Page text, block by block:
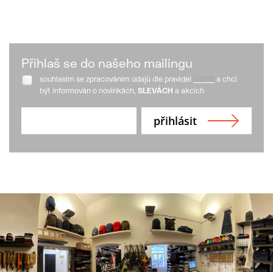
Přihlaš se do našeho mailingu
souhlasím se zpracováním údajů dle pravidel
a chci
být informován o novinkách, SLEVÁCH a akcích